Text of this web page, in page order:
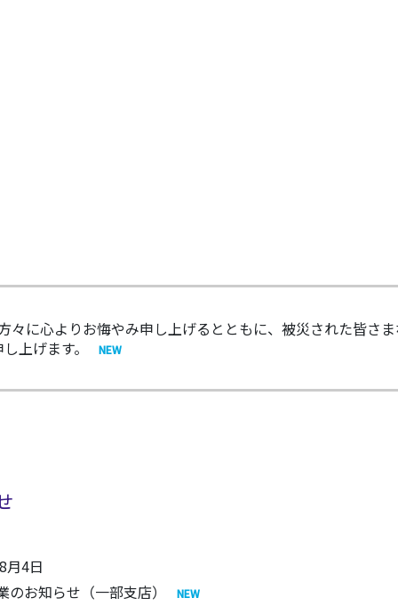
に心よりお悔やみ申し上げるとともに、被災された皆さ
上げます。
月4日
のお知らせ（一部支店）